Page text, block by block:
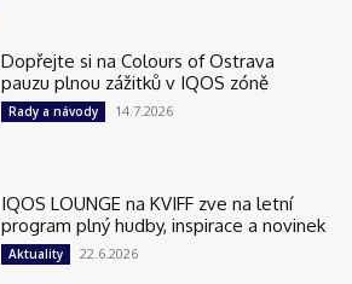
Dopřejte si na Colours of Ostrava
pauzu plnou zážitků v IQOS zóně
Rady a návody 14.7.2026
IQOS LOUNGE na KVIFF zve na letní
program plný hudby, inspirace a novinek
Aktuality 22.6.2026